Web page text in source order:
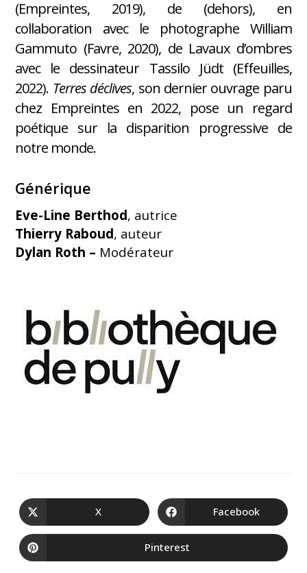
(Empreintes, 2019), de (dehors), en
collaboration avec le photographe William
Gammuto (Favre, 2020), de Lavaux d’ombres
avec le dessinateur Tassilo Jüdt (Effeuilles,
2022). Terres déclives, son dernier ouvrage paru
chez Empreintes en 2022, pose un regard
poétique sur la disparition progressive de
notre monde.
Générique
Eve-Line Berthod, autrice
Thierry Raboud, auteur
Dylan Roth – Modérateur
X Facebook
Pinterest